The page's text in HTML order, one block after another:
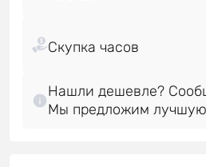
Нашли дешевле?
Мы предложим